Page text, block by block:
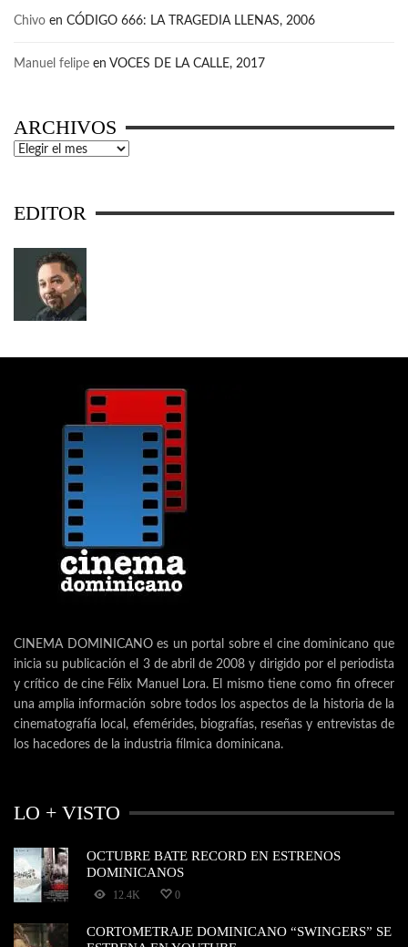
Chivo en CÓDIGO 666: LA TRAGEDIA LLENAS, 2006
Manuel felipe en VOCES DE LA CALLE, 2017
ARCHIVOS
Archivos
EDITOR
CINEMA DOMINICANO es un portal sobre el cine dominicano que
inicia su publicación el 3 de abril de 2008 y dirigido por el periodista
y crítico de cine Félix Manuel Lora. El mismo tiene como fin ofrecer
una amplia información sobre todos los aspectos de la historia de la
cinematografía local, efemérides, biografías, reseñas y entrevistas de
los hacedores de la industria fílmica dominicana.
LO + VISTO
OCTUBRE BATE RECORD EN ESTRENOS
DOMINICANOS
12.4K 0
CORTOMETRAJE DOMINICANO “SWINGERS” SE